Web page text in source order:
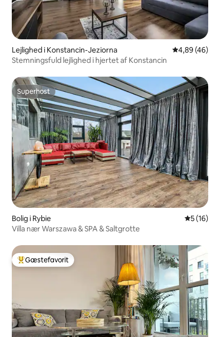
Lejlighed i Konstancin-Jeziorna 4,89 ud af 5 i
4,89 (46)
Stemningsfuld lejlighed i hjertet af Konstancin
Superhost
Superhost
Bolig i Rybie 5 ud af 5 i
5 (16)
Villa nær Warszawa & SPA & Saltgrotte
Bedste gæstefavorit
Gæstefavorit